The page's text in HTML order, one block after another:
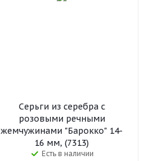
Серьги из серебра c
розовыми речными
жемчужинами "Барокко" 14-
16 мм, (7313)
Есть в наличии